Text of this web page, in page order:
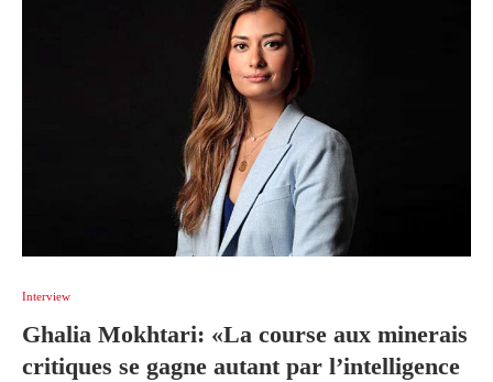
Interview
Ghalia Mokhtari: «La course aux minerais
critiques se gagne autant par l’intelligence